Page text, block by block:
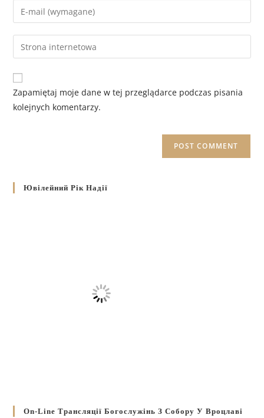
Zapamiętaj moje dane w tej przeglądarce podczas pisania
kolejnych komentarzy.
Ювілейний Рік Надії
On-Line Трансляції Богослужінь З Собору У Вроцлаві